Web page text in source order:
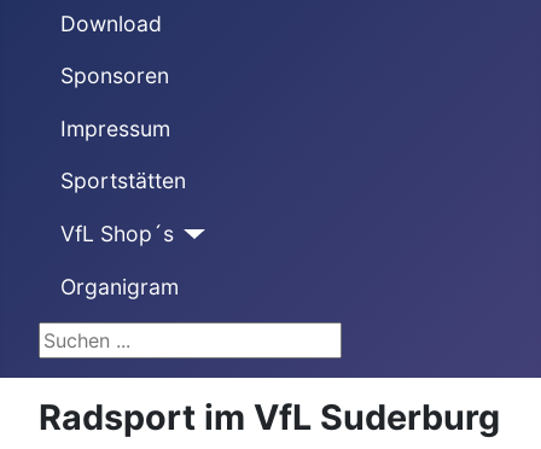
Download
Sponsoren
Impressum
Sportstätten
VfL Shop´s
Organigram
Suchen ...
Radsport im VfL Suderburg